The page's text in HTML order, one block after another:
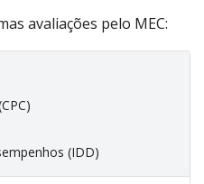
avaliações pelo MEC:
(IDD)